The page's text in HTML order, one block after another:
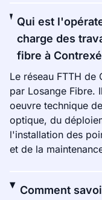
Qui est
charge des
fibre à
Le réseau FTTH de
par Losange Fibre.
oeuvre technique
optique, du
l'installation des
et de la
Comment